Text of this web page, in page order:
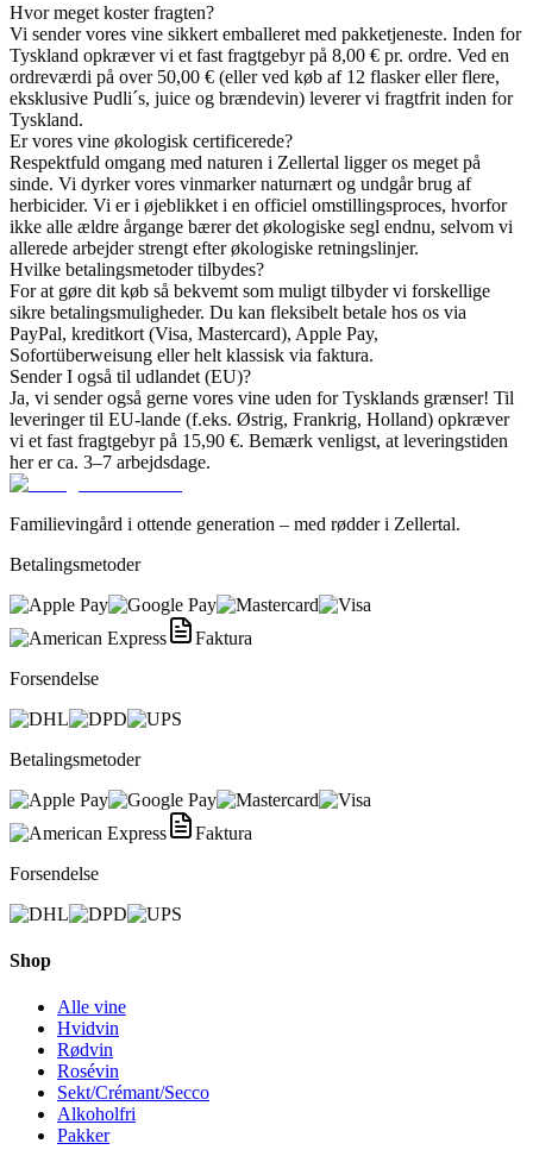
Hvor meget koster fragten?
Vi sender vores vine sikkert emballeret med pakketjeneste. Inden for
Tyskland opkræver vi et fast fragtgebyr på 8,00 € pr. ordre. Ved en
ordreværdi på over 50,00 € (eller ved køb af 12 flasker eller flere,
eksklusive Pudli´s, juice og brændevin) leverer vi fragtfrit inden for
Tyskland.
Er vores vine økologisk certificerede?
Respektfuld omgang med naturen i Zellertal ligger os meget på
sinde. Vi dyrker vores vinmarker naturnært og undgår brug af
herbicider. Vi er i øjeblikket i en officiel omstillingsproces, hvorfor
ikke alle ældre årgange bærer det økologiske segl endnu, selvom vi
allerede arbejder strengt efter økologiske retningslinjer.
Hvilke betalingsmetoder tilbydes?
For at gøre dit køb så bekvemt som muligt tilbyder vi forskellige
sikre betalingsmuligheder. Du kan fleksibelt betale hos os via
PayPal, kreditkort (Visa, Mastercard), Apple Pay,
Sofortüberweisung eller helt klassisk via faktura.
Sender I også til udlandet (EU)?
Ja, vi sender også gerne vores vine uden for Tysklands grænser! Til
leveringer til EU-lande (f.eks. Østrig, Frankrig, Holland) opkræver
vi et fast fragtgebyr på 15,90 €. Bemærk venligst, at leveringstiden
her er ca. 3–7 arbejdsdage.
Familievingård i ottende generation – med rødder i Zellertal.
Betalingsmetoder
Faktura
Forsendelse
Betalingsmetoder
Faktura
Forsendelse
Shop
Alle vine
Hvidvin
Rødvin
Rosévin
Sekt/Crémant/Secco
Alkoholfri
Pakker